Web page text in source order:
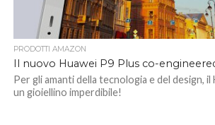
PRODOTTI AMAZON
Il nuovo Huawei P9 Plus co-
Per gli amanti della tecnologia e del design, il
un gioiellino imperdibile!